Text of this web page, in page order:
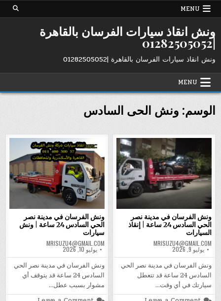
Skip
MENU
ونش انقاذ سيارات الفرسان بالقاهرة
|01282505052
ونش انقاذ سيارات الفرسان بالقاهرة |01282505052
MENU
الوسم: ونش الحى السادس
ونش الفرسان في مدينة نصر
الحي السادس 24 ساعة | ونش
سيارات
MRISUZU4@GMAIL.COM
يوليو 10, 2026
ونش الفرسان في مدينة نصر الحي
السادس 24 ساعة قد يتوقف أي
مشوار بسبب عطل…
ونش الفرسان في مدينة نصر
الحي السادس 24 ساعة | إنقاذ
السيارات
MRISUZU4@GMAIL.COM
يوليو 9, 2026
ونش الفرسان في مدينة نصر الحي
السادس 24 ساعة قد تتعطل
سيارتك في أي وقت…